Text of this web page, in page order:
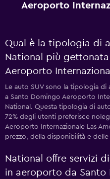
Aeroporto
Qual è la tipologia di
National più
Aeroporto
Le auto SUV sono la tipologia
a Santo Domingo Aeroporto
National. Questa tipologia di
72% degli utenti preferisce
Aeroporto Internazionale Las
prezzo, della disponibilità e
National offre servizi
in aeroporto da Santo